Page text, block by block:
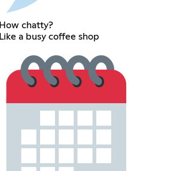
How chatty?
Like a busy coffee shop